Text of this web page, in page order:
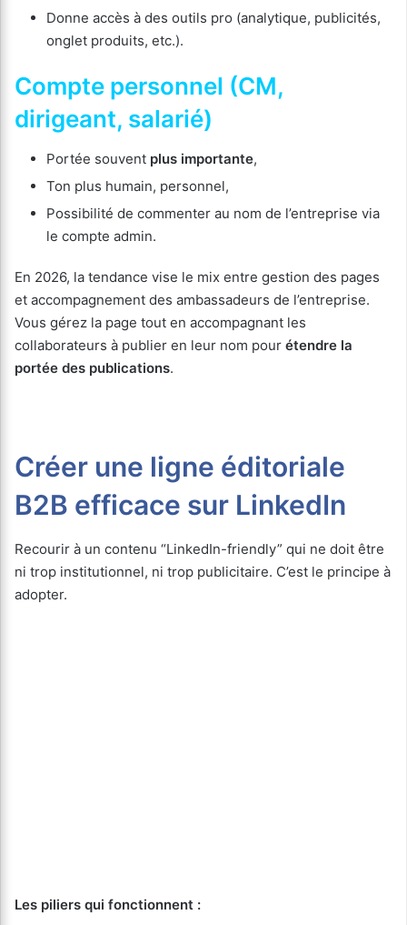
Donne accès à des outils pro (analytique, publicités,
onglet produits, etc.).
Compte personnel (CM,
dirigeant, salarié)
Portée souvent plus importante,
Ton plus humain, personnel,
Possibilité de commenter au nom de l’entreprise via
le compte admin.
En 2026, la tendance vise le mix entre gestion des pages
et accompagnement des ambassadeurs de l’entreprise.
Vous gérez la page tout en accompagnant les
collaborateurs à publier en leur nom pour étendre la
portée des publications.
Créer une ligne éditoriale
B2B efficace sur LinkedIn
Recourir à un contenu “LinkedIn-friendly” qui ne doit être
ni trop institutionnel, ni trop publicitaire. C’est le principe à
adopter.
Les piliers qui fonctionnent :